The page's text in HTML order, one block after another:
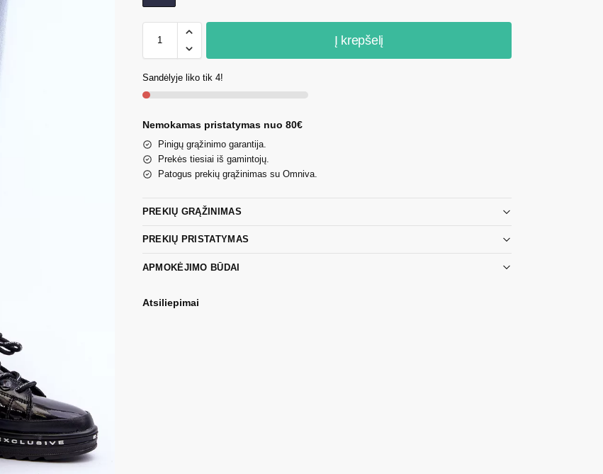
Į krepšelį
Sandėlyje liko tik 4!
Nemokamas pristatymas nuo 80€
Pinigų grąžinimo garantija.
Prekės tiesiai iš gamintojų.
Patogus prekių grąžinimas su Omniva.
PREKIŲ GRĄŽINIMAS
PREKIŲ PRISTATYMAS
APMOKĖJIMO BŪDAI
Atsiliepimai